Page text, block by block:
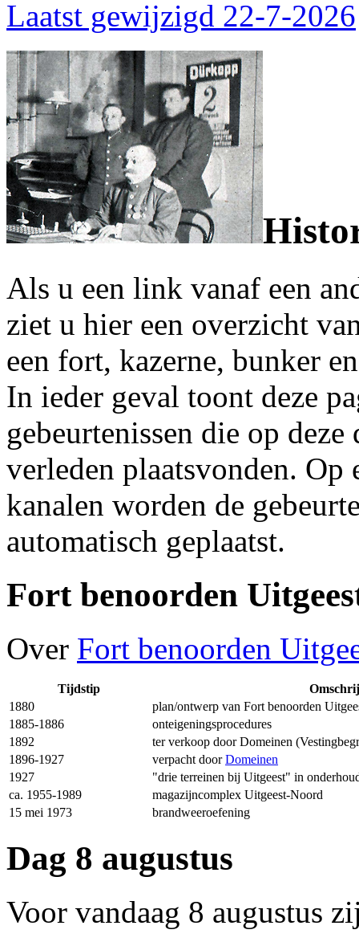
Laatst gewijzigd 22-7-2026
Als u een link vanaf een
ziet u hier een overzicht
een fort, kazerne, bunker
In ieder geval toont deze
gebeurtenissen die op
verleden plaatsvonden. Op
kanalen worden de
automatisch geplaatst.
Fort benoorden
Over Fort benoorden
Tijdstip
1880
plan/ontwerp van Fort benoorden
1885-1886
onteigeningsprocedures
1892
ter verkoop door Domeinen
1896-1927
verpacht doorDomeinen
1927
"drie terreinen bij Uitgeest" in
ca. 1955-1989
magazijncomplex Uitgeest-Noord
15 mei 1973
brandweeroefening
Dag 8 augustus
Voor vandaag 8 augustus